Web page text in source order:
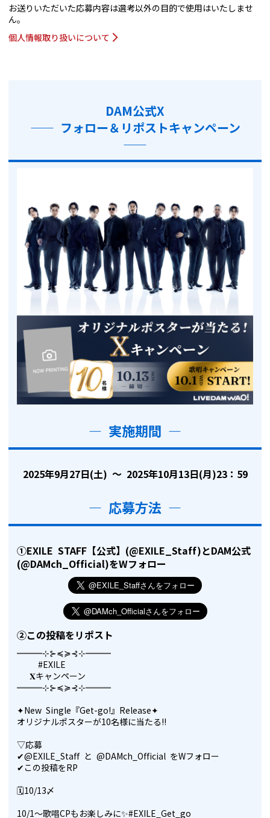
お送りいただいた応募内容は選考以外の目的で使用はいたしませ
ん。
個人情報取り扱いについて
DAM公式X
—— フォロー＆リポストキャンペーン
——
— 実施期間 —
2025年9月27日(土) ～ 2025年10月13日(月)23：59
— 応募方法 —
①EXILE STAFF【公式】(@EXILE_Staff)とDAM公式
(@DAMch_Official)をWフォロー
②この投稿をリポスト
═══⊹⊱≼≽⊰⊹═══
#EXILE
𝐗キャンペーン
═══⊹⊱≼≽⊰⊹═══
✦New Single『Get-go!』Release✦
オリジナルポスターが10名様に当たる!!
▽応募
✔︎@EXILE_Staffと @DAMch_Official
をWフォロー
✔︎この投稿をRP
🗓10/13〆
10/1～歌唱CPもお楽しみに✨#EXILE_Get_go